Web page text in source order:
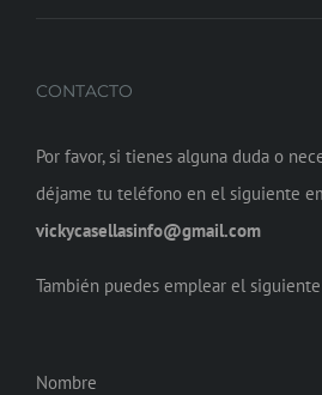
CONTACTO
Por favor, si tienes alguna duda o
déjame tu teléfono en el siguiente
vickycasellasinfo@gmail.com
También puedes emplear el
Nombre